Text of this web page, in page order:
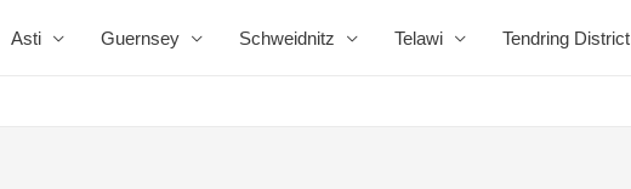
Asti Guernsey Schweidnitz Telawi Tendring District